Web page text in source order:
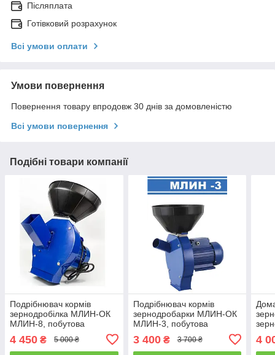
Післяплата
Готівковий розрахунок
Всі умови оплати
Умови повернення
Повернення товару впродовж 30 днів за домовленістю
Всі умови повернення
Подібні товари компанії
Подрібнювач кормів
зернодробілка МЛИН-ОК
МЛИН-8, побутова
Млинок для зерна
4 450 ₴ 5 000 ₴
Подрібнювач кормів
зернодробарки МЛИН-ОК
МЛИН-3, побутова
Млинок для зерна
3 400₴ 3 700 ₴ 4